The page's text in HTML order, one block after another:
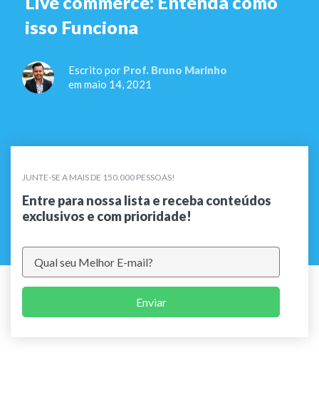
isso Funciona
Escrito por Prof. Bruno Marinho
em maio 14, 2021
JUNTE-SE A MAIS DE 150.000 PESSOAS!
Entre para nossa lista e receba conteúdos
exclusivos e com prioridade!
Enviar